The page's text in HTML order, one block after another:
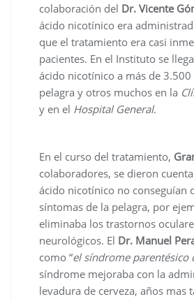
colaboración del Dr. Vicente
ácido nicotínico era
que el tratamiento era casi
pacientes. En el Instituto se
ácido nicotínico a más de
pelagra y otros muchos en la
y en el Hospital General.
En el curso del tratamiento,
colaboradores, se dieron
ácido nicotínico no conseguían
síntomas de la pelagra, por
eliminaba los trastornos
neurológicos. El Dr. Manuel
como “el síndrome parentésico
síndrome mejoraba con la
levadura de cerveza, años mas